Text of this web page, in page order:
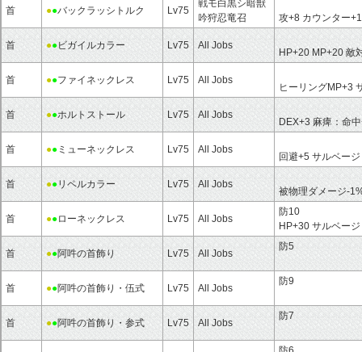
首 ●●バックラッシトルク Lv75
戦モ白黒シ暗獣
吟狩忍竜召
攻+8 カウンター+1
首 ●●ビガイルカラー Lv75 All Jobs
HP+20 MP+20 敵
首 ●●ファイネックレス Lv75 All Jobs
ヒーリングMP+3
首 ●●ホルトストール Lv75 All Jobs
DEX+3 麻痺：命
首 ●● ミューネックレス Lv75 All Jobs
回避+5 サルベー
首 ●●リペルカラー Lv75 All Jobs
被物理ダメージ-
首 ●●ローネックレス Lv75 All Jobs
防10
HP+30 サルベー
首 ●●阿吽の首飾り Lv75 All Jobs
防5
首 ●●阿吽の首飾り・伍式 Lv75 All Jobs
防9
首 ●●阿吽の首飾り・参式 Lv75 All Jobs
防7